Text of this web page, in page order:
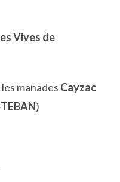
Vives de
manades Cayzac
)